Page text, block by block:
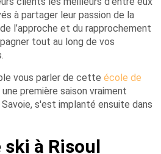
à partager leur passion de la
l’approche et du rapprochement
tout au long de vos
vous parler de cette école de
première saison vraiment
s'est implanté ensuite dans
ski à Risoul